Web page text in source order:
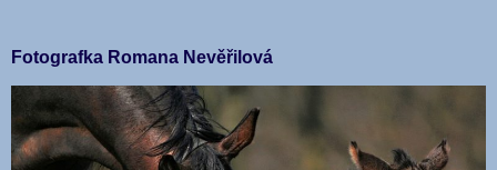
Fotografka Romana Nevěřilová